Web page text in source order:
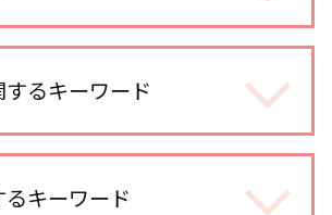
ホ 位置情報
るキーワード
調べる
キーワード